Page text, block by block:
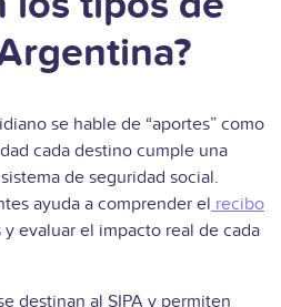
se hable de “aportes” como
cada destino cumple una
de seguridad social.
ayuda a comprender el recibo
evaluar el impacto real de cada
destinan al SIPA y permiten